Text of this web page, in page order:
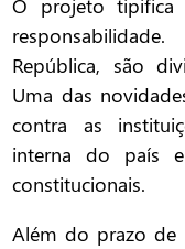
O projeto tipifica
República, são
Uma das
contra as
interna do país
constitucionais.
Além do prazo de